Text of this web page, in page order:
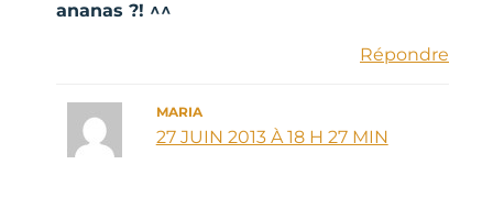
ananas ?! ^^
Répondre
MARIA
27 JUIN 2013 À 18 H 27 MIN